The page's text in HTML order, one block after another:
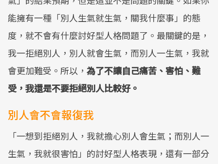
能擁有一種「別人生氣就生氣，關我什麼事」的態
度，就不會有什麼討好型人格問題了。最關鍵的是，
我一拒絕別人，別人就會生氣，而別人一生氣，我就
會更加難受。所以， 為了不讓自己痛苦、害怕、難
受，我還是不要拒絕別人比較好。
別人會不會報復我
「一想到拒絕別人，我就擔心別人會生氣；而別人一
生氣，我就很害怕」的討好型人格表現，還有一部分